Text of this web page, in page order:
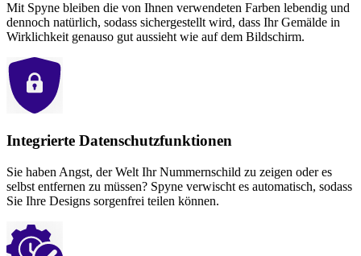
Mit Spyne bleiben die von Ihnen verwendeten Farben lebendig und
dennoch natürlich, sodass sichergestellt wird, dass Ihr Gemälde in
Wirklichkeit genauso gut aussieht wie auf dem Bildschirm.
Integrierte Datenschutzfunktionen
Sie haben Angst, der Welt Ihr Nummernschild zu zeigen oder es
selbst entfernen zu müssen? Spyne verwischt es automatisch, sodass
Sie Ihre Designs sorgenfrei teilen können.